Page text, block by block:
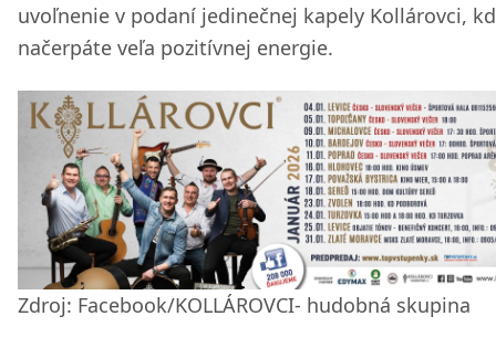
uvoľnenie v podaní jedinečnej kapely Kollárovci,
načerpáte veľa pozitívnej energie.
Zdroj: Facebook/KOLLÁROVCI- hudobná skupina